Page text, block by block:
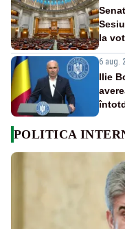
la
6 aug.
Ilie
POLITICA